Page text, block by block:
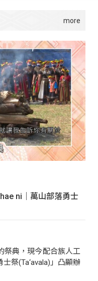
ni｜萬山部落勇士
祭典，現今配合族人工
祭(Ta‘avala)」凸顯辦